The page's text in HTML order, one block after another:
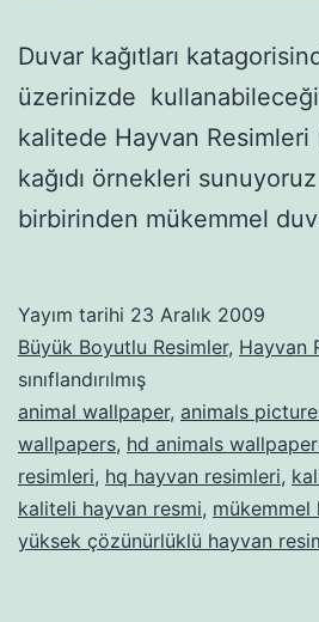
Duvar kağıtları
üzerinizde
kalitede Hayvan Resimleri
kağıdı örnekleri
birbirinden mükemmel
Yayım tarihi 23 Aralık 2009
Büyük Boyutlu Resimler, Hayvan
sınıflandırılmış
animal wallpaper, animals
wallpapers, hd animals
resimleri, hq hayvan resimleri,
kaliteli hayvan resmi, mükemmel
yüksek çözünürlüklü hayvan